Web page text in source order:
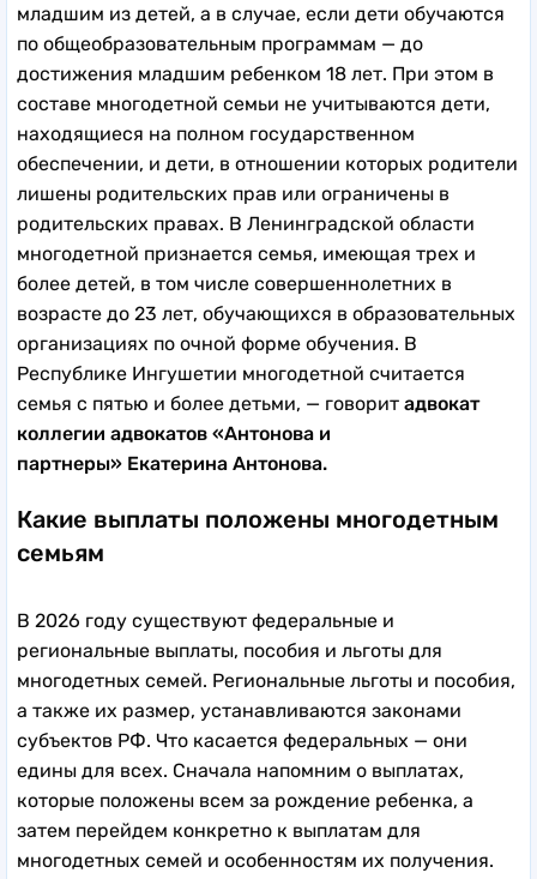
младшим из детей, а в случае, если дети обучаются
по общеобразовательным программам — до
достижения младшим ребенком 18 лет. При этом в
составе многодетной семьи не учитываются дети,
находящиеся на полном государственном
обеспечении, и дети, в отношении которых родители
лишены родительских прав или ограничены в
родительских правах. В Ленинградской области
многодетной признается семья, имеющая трех и
более детей, в том числе совершеннолетних в
возрасте до 23 лет, обучающихся в образовательных
организациях по очной форме обучения. В
Республике Ингушетии многодетной считается
семья с пятью и более детьми, — говорит адвокат
коллегии адвокатов «Антонова и
партнеры» Екатерина Антонова.
Какие выплаты положены многодетным
семьям
В 2026 году существуют федеральные и
региональные выплаты, пособия и льготы для
многодетных семей. Региональные льготы и пособия,
а также их размер, устанавливаются законами
субъектов РФ. Что касается федеральных — они
едины для всех. Сначала напомним о выплатах,
которые положены всем за рождение ребенка, а
затем перейдем конкретно к выплатам для
многодетных семей и особенностям их получения.